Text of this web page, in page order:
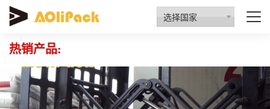
选择国家
质量检验 资质认证 行业动态 招商代理
热销产品: